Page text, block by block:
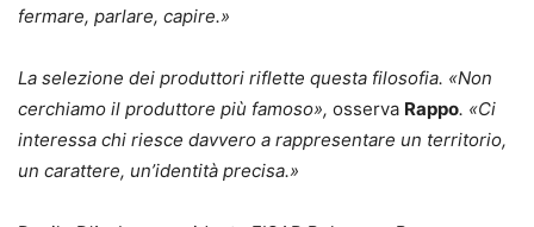
fermare, parlare, capire.»
La selezione dei produttori riflette questa filosofia. «Non
cerchiamo il produttore più famoso», osserva Rappo. «Ci
interessa chi riesce davvero a rappresentare un territorio,
un carattere, un’identità precisa.»